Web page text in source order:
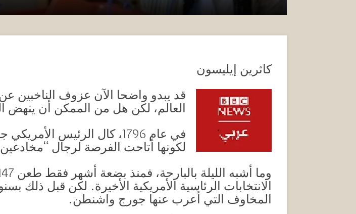
كاثرين إيليسون
قد يبدو واضحا الآن عزوف الناخبين
العالم، لكن هل من الممكن أن
في عام 1796، كال الرئيس
لكونها أتاحت الفرصة لرجال
الانتخابات الرئاسية الأمريكية الأخيرة. لكن قبل ذلك
المخاوف التي أعرب عنها جورج واشنطن.